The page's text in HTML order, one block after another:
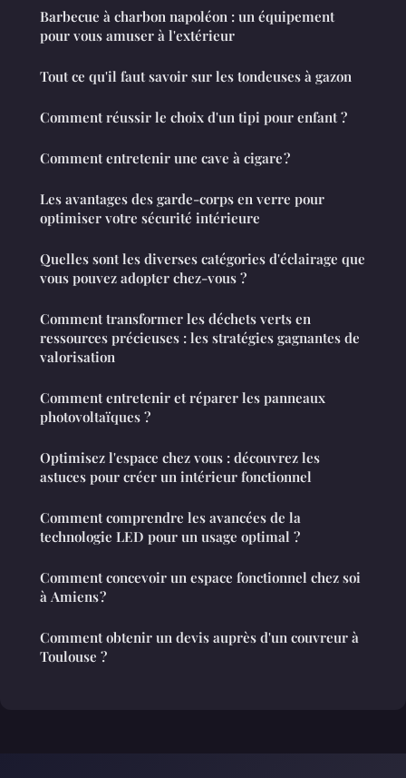
Barbecue à charbon napoléon : un équipement
pour vous amuser à l'extérieur
Tout ce qu'il faut savoir sur les tondeuses à gazon
Comment réussir le choix d'un tipi pour enfant ?
Comment entretenir une cave à cigare ?
Les avantages des garde-corps en verre pour
optimiser votre sécurité intérieure
Quelles sont les diverses catégories d'éclairage que
vous pouvez adopter chez-vous ?
Comment transformer les déchets verts en
ressources précieuses : les stratégies gagnantes de
valorisation
Comment entretenir et réparer les panneaux
photovoltaïques ?
Optimisez l'espace chez vous : découvrez les
astuces pour créer un intérieur fonctionnel
Comment comprendre les avancées de la
technologie LED pour un usage optimal ?
Comment concevoir un espace fonctionnel chez soi
à Amiens ?
Comment obtenir un devis auprès d'un couvreur à
Toulouse ?